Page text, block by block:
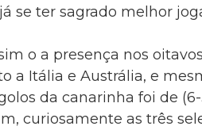
se ter sagrado melhor
o a presença nos
a Itália e Austrália, e
da canarinha foi de
curiosamente as três